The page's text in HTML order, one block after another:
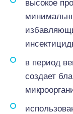
высокое
в период
создает